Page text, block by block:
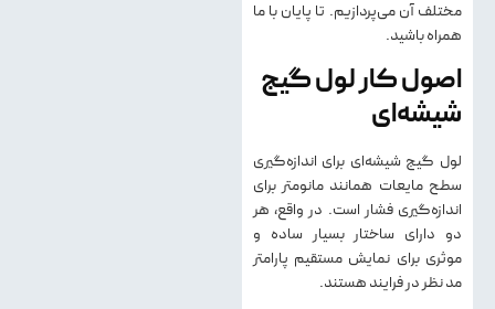
مختلف آن می‌پردازیم. تا پایان با ما
همراه باشید.
اصول کار لول گیج
شیشه‌ای
لول گیج شیشه‌ای برای اندازه‌گیری
سطح مایعات همانند مانومتر برای
اندازه‌گیری فشار است. در واقع، هر
دو دارای ساختار بسیار ساده و
موثری برای نمایش مستقیم پارامتر
مد نظر در فرایند هستند.